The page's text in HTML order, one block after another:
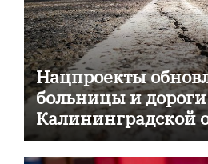
Нацпроекты
больницы и дороги
Калининградской